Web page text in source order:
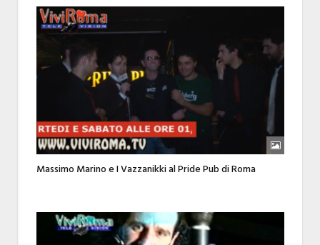
Massimo Marino e I Vazzanikki al Pride Pub di Roma